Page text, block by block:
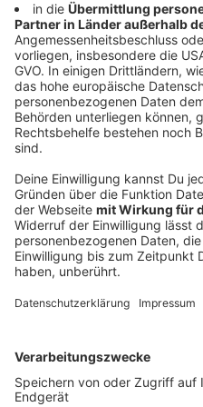
Rund 800 Gäste waren der
Neujahrsempfang gefolgt.
die Gesellschafter des
weiter auf die Führung
Pradeep Pinakatt setzen.
Verträge des
Anzeige
Weitere Infos und
Flughafen Düsseldorf
Die Zukunft startet jetzt -